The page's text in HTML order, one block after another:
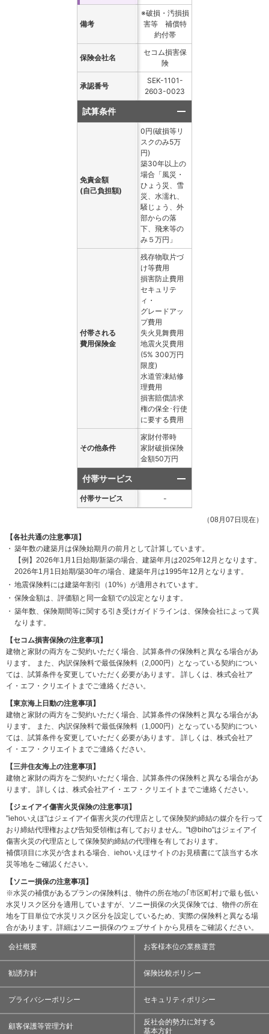
備考
※破損・汚損損
害等 補償特
約付帯
保険会社名
セコム損害保
険
承認番号
SEK-1101-
2603-0023
試算条件
免責金額
(自己負担額)
0円(破損等リ
スクのみ5万
円)
築30年以上の
場合「風災・
ひょう災、雪
災、水濡れ、
騒じょう、外
部からの落
下、飛来等の
み５万円」
付帯される
費用保険金
残存物取片づ
け等費用
損害防止費用
セキュリテ
ィ・
グレードアッ
プ費用
失火見舞費用
地震火災費用
(5% 300万円
限度)
水道管凍結修
理費用
損害賠償請求
権の保全･行使
に要する費用
その他条件
家財付帯時
家財破損保険
金額50万円
付帯サービス
付帯サービス -
（08月07日現在）
【各社共通の注意事項】
築年数の建築月は保険始期月の前月として計算しています。
【例】2026年1月1日始期/新築の場合、建築年月は2025年12月となります。
2026年1月1日始期/築30年の場合、建築年月は1995年12月となります。
地震保険料には建築年割引（10%）が適用されています。
保険金額は、評価額と同一金額での設定となります。
築年数、保険期間等に関する引き受けガイドラインは、保険会社によって異
なります。
【セコム損害保険の注意事項】
建物と家財の両方をご契約いただく場合、試算条件の保険料と異なる場合があ
ります。
また、内訳保険料で最低保険料（2,000円）となっている契約につい
ては、試算条件を変更していただく必要があります。 詳しくは、株式会社ア
イ・エフ・クリエイトまでご連絡ください。
【東京海上日動の注意事項】
建物と家財の両方をご契約いただく場合、試算条件の保険料と異なる場合があ
ります。
また、内訳保険料で最低保険料（1,000円）となっている契約につい
ては、試算条件を変更していただく必要があります。 詳しくは、株式会社ア
イ・エフ・クリエイトまでご連絡ください。
【三井住友海上の注意事項】
建物と家財の両方をご契約いただく場合、試算条件の保険料と異なる場合があ
ります。 詳しくは、株式会社アイ・エフ・クリエイトまでご連絡ください。
【ジェイアイ傷害火災保険の注意事項】
"iehoいえほ"はジェイアイ傷害火災の代理店として保険契約締結の媒介を行って
おり締結代理権および告知受領権は有しておりません。"t@biho"はジェイアイ
傷害火災の代理店として保険契約締結の代理権を有しております。
補償項目に水災が含まれる場合、iehoいえほサイトのお見積書にて該当する水
災等地をご確認ください。
【ソニー損保の注意事項】
※水災の補償があるプランの保険料は、物件の所在地の｢市区町村｣で最も低い
水災リスク区分を適用していますが、ソニー損保の火災保険では、物件の所在
地を丁目単位で水災リスク区分を設定しているため、実際の保険料と異なる場
合があります。詳細はソニー損保のウェブサイトから見積をご確認ください。
会社概要 お客様本位の業務運営
勧誘方針 保険比較ポリシー
プライバシーポリシー セキュリティポリシー
顧客保護等管理方針
反社会的勢力に対する
基本方針